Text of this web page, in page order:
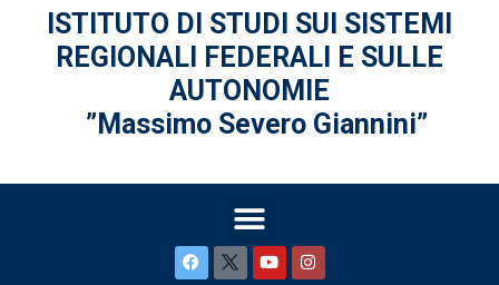
ISTITUTO DI STUDI SUI SISTEMI
REGIONALI FEDERALI
E SULLE
AUTONOMIE
”Massimo Severo Giannini”